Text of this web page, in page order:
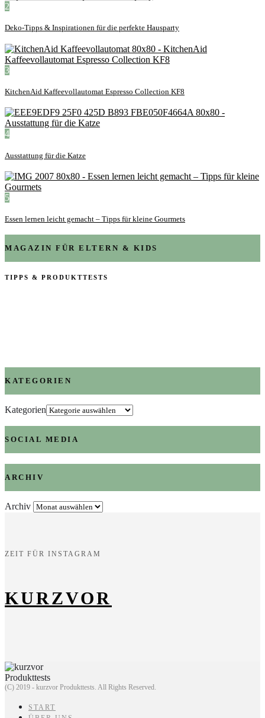
2
Deko-Tipps & Inspirationen für die perfekte Hausparty
3
KitchenAid Kaffeevollautomat Espresso Collection KF8
4
Ausstattung für die Katze
5
Essen lernen leicht gemacht – Tipps für kleine Gourmets
MAGAZIN FÜR ELTERN & KIDS
TIPPS & PRODUKTTESTS
KATEGORIEN
Kategorien
SOCIAL MEDIA
ARCHIV
Archiv
ZEIT FÜR INSTAGRAM
KURZVOR
(C) 2019 - kurzvor Produkttests. All Rights Reserved.
START